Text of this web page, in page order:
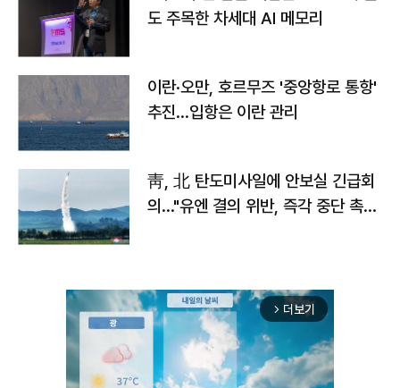
도 주목한 차세대 AI 메모리
이란·오만, 호르무즈 '중앙항로 통항'
추진…입항은 이란 관리
靑, 北 탄도미사일에 안보실 긴급회
의…"유엔 결의 위반, 즉각 중단 촉
arrow_forward_ios 더보기